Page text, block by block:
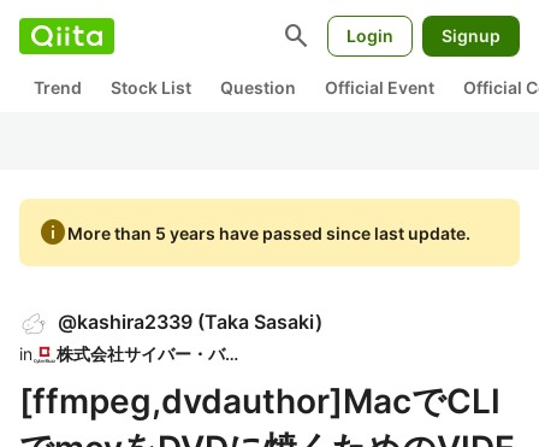
search Login Signup
Trend Stock List Question Official Event Official
infoMore than 5 years have passed since last update.
@kashira2339 (Taka Sasaki)
in 株式会社サイバー・バズ
[ffmpeg,dvdauthor]MacでCLI